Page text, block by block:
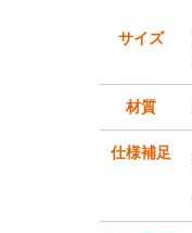
サイズ
材質
仕様補足